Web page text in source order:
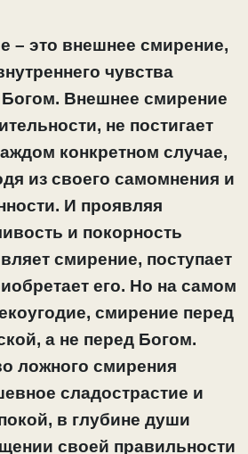
– это внешнее смирение,
чувства
Внешнее смирение
не постигает
конкретном случае,
из своего самомнения и
И проявляя
и покорность
смирение, поступает
его. Но на самом
смирение перед
а не перед Богом.
ложного смирения
сладострастие и
в глубине души
своей правильности